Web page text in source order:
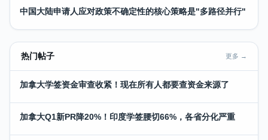
中国大陆申请人应对政策不确定性的核心策略是"多路径并行"
热门帖子 更多 →
加拿大学签资金审查收紧！现在所有人都要查资金来源了
加拿大Q1新PR降20%！印度学签腰切66%，各省分化严重